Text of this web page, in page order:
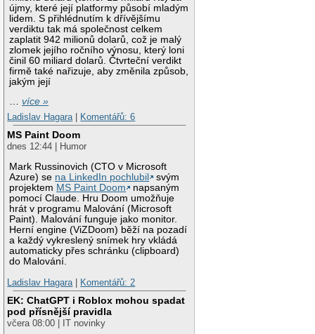
újmy, které její platformy působí mladým
lidem. S přihlédnutím k dřívějšímu
verdiktu tak má společnost celkem
zaplatit 942 milionů dolarů, což je malý
zlomek jejího ročního výnosu, který loni
činil 60 miliard dolarů. Čtvrteční verdikt
firmě také nařizuje, aby změnila způsob,
jakým její
…více »
Ladislav Hagara
Komentářů: 6
MS Paint Doom
dnes 12:44 | Humor
Mark Russinovich (CTO v Microsoft
Azure) se na LinkedIn pochlubil
svým
projektem MS Paint Doom
napsaným
pomocí Claude. Hru Doom umožňuje
hrát v programu Malování (Microsoft
Paint). Malování funguje jako monitor.
Herní engine (ViZDoom) běží na pozadí
a každý vykreslený snímek hry vkládá
automaticky přes schránku (clipboard)
do Malování.
Ladislav Hagara
Komentářů: 2
EK: ChatGPT i Roblox mohou spadat
pod přísnější pravidla
včera 08:00 | IT novinky